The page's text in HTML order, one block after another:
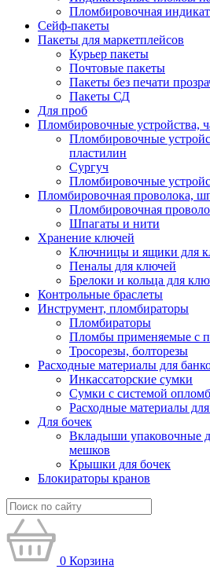
Пломбировочная
Сейф-пакеты
Пакеты для маркетплейсов
Курьер пакеты
Почтовые пакеты
Пакеты без печати
Пакеты СД
Для проб
Пломбировочные устройства,
Пломбировочные
пластилин
Сургуч
Пломбировочные
Пломбировочная проволока,
Пломбировочная
Шпагаты и нити
Хранение ключей
Ключницы и ящики для
Пеналы для ключей
Брелоки и кольца для
Контрольные браслеты
Инструмент, пломбираторы
Пломбираторы
Пломбы применяемые с
Тросорезы, болторезы
Расходные материалы для
Инкассаторские сумки
Сумки с системой
Расходные материалы для
Для бочек
Вкладыши упаковочные
мешков
Крышки для бочек
Блокираторы кранов
0 Корзина